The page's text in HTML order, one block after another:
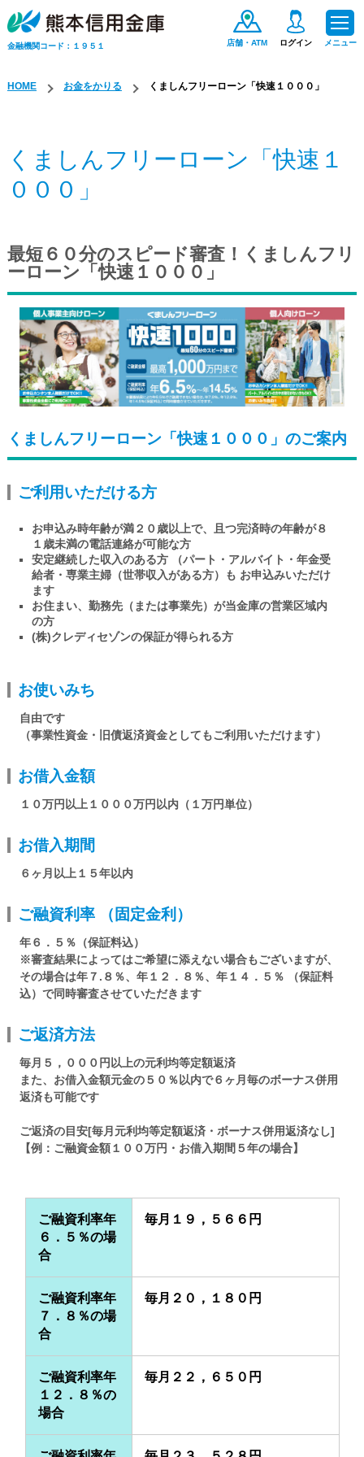
金融機関コード：１９５１ 店舗・ATM ログイン メニュー
手数料一覧
保険商品
ログイン
くましんQ&A
くましんFAN
HOME お金をかりる くましんフリーローン「快速１０００」
くましんフリーローン「快速１
０００」
最短６０分のスピード審査！くましんフリ
ーローン「快速１０００」
くましんフリーローン「快速１０００」のご案内
ご利用いただける方
お申込み時年齢が満２０歳以上で、且つ完済時の年齢が８
１歳未満の電話連絡が可能な方
安定継続した収入のある方 （パート・アルバイト・年金受
給者・専業主婦（世帯収入がある方）も お申込みいただけ
ます
お住まい、勤務先（または事業先）が当金庫の営業区域内
の方
(株)クレディセゾンの保証が得られる方
お使いみち
自由です
（事業性資金・旧債返済資金としてもご利用いただけます）
お借入金額
１０万円以上１０００万円以内（１万円単位）
お借入期間
６ヶ月以上１５年以内
ご融資利率 （固定金利）
年６．５％（保証料込）
※審査結果によってはご希望に添えない場合もございますが、
その場合は年７.８％、年１２．８％、年１４．５％ （保証料
込）で同時審査させていただきます
ご返済方法
毎月５，０００円以上の元利均等定額返済
また、お借入金額元金の５０％以内で６ヶ月毎のボーナス併用
返済も可能です
ご返済の目安[毎月元利均等定額返済・ボーナス併用返済なし]
【例：ご融資金額１００万円・お借入期間５年の場合】
ご融資利率年
６．５％の場
合
毎月１９，５６６円
ご融資利率年
７．８％の場
合
毎月２０，１８０円
ご融資利率年
１２．８％の
場合
毎月２２，６５０円